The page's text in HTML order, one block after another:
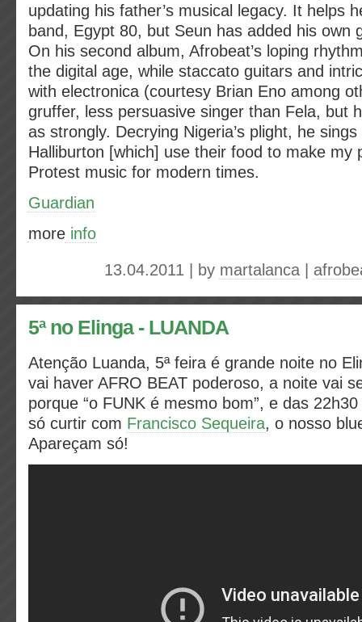
updating his father’s musical legacy. It helps
band, Egypt 80, but Seun has added his own
On his second album, Afrobeat’s loping
the digital age, while staccato guitars and
with electronica (courtesy Brian Eno among
gruffer, less persuasive singer than Fela, but
as strongly. Decrying Nigeria’s plight, he
Halliburton [which] use their food to make my
Protest music for modern times.
Guardian
more info
13.04.2011 | by martalanca
5ª no Elinga - LUANDA
Atenção Luanda, 5ª feira é grande noite no
vai haver AFRO BEAT poderoso, a noite vai
porque “o FUNK é mesmo bom”, e das
só curtir com Francisco Sequeira, o nosso
Apareçam só!